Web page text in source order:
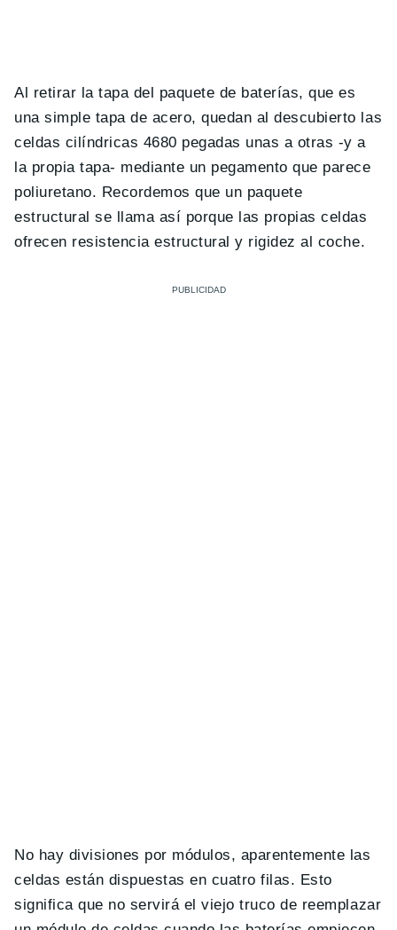
Al retirar la tapa del paquete de baterías, que es
una simple tapa de acero, quedan al descubierto las
celdas cilíndricas 4680 pegadas unas a otras -y a
la propia tapa- mediante un pegamento que parece
poliuretano. Recordemos que un paquete
estructural se llama así porque las propias celdas
ofrecen resistencia estructural y rigidez al coche.
No hay divisiones por módulos, aparentemente las
celdas están dispuestas en cuatro filas. Esto
significa que no servirá el viejo truco de reemplazar